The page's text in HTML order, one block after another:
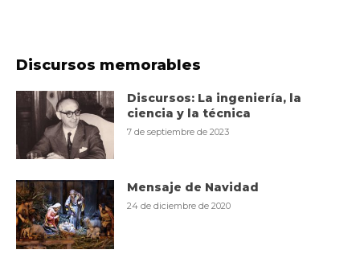
Discursos memorables
Discursos: La ingeniería, la
ciencia y la técnica
7 de septiembre de 2023
Mensaje de Navidad
24 de diciembre de 2020